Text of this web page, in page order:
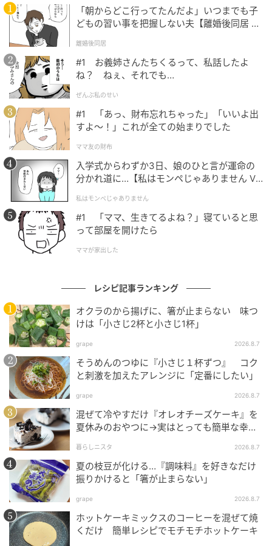
器に水菜、紫玉ねぎ、（2）を入れてざっくりと混ぜ
る。ピリ辛だれをかけていただく。
POINT
なすをゆでた湯の色が気になる場合は、新しく水4カッ
プを沸かし、塩小さじ1を入れてください。
こくうまピリ辛だれのおかげで、野菜もお肉ももりも
り。なすのおいしい季節に、たっぷり作って楽しんで
ください♪
オレンジページnet
しらいのりこ（ごはん同盟）
シライノリコ
料理家
料理研究家。夫であるシライジュンイチとともに活動
する炊飯系フードユニット「ごはん同盟」の調理担
当。ご飯のおいしさを世に広めるべく、米料理やご飯
「朝からどこ行ってたんだよ」いつまでも子
どもの習い事を把握しない夫【離婚後同居 Vo
離婚後同居
#1 お義姉さんたちくるって、私話したよ
ね？ ねぇ、それでも…
ぜんぶ私のせい
#1 「あっ、財布忘れちゃった」「いいよ出
すよ〜！」これが全ての始まりでした
ママ友の財布
入学式からわずか3日、娘のひと言が運命の
分かれ道に…【私はモンペじゃありません Vo
私はモンペじゃありません
#1 「ママ、生きてるよね？」寝ていると思
って部屋を開けたら
ママが家出した
レシピ記事ランキング
オクラのから揚げに、箸が止まらない 味つ
けは「小さじ2杯と小さじ1杯」
grape 2026.8.7
そうめんのつゆに『小さじ１杯ずつ』 コク
と刺激を加えたアレンジに「定番にしたい」
grape 2026.8.7
混ぜて冷やすだけ『オレオチーズケーキ』を
夏休みのおやつに→実はとっても簡単な幸せ
暮らしニスタ 2026.8.7
夏の枝豆が化ける…『調味料』を好きなだけ
振りかけると「箸が止まらない」
grape 2026.8.7
ホットケーキミックスのコーヒーを混ぜて焼
くだけ 簡単レシピでモチモチホットケーキ